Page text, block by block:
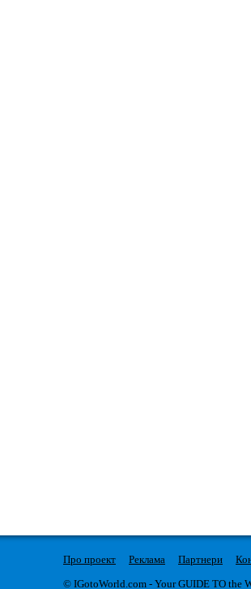
Про проект Реклама Партнери
© IGotoWorld.com - Your GUIDE TO the